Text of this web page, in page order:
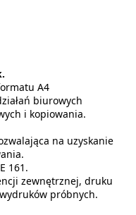
A4
biurowych
i kopiowania.
na uzyskanie
161.
zewnętrznej, druku
próbnych.